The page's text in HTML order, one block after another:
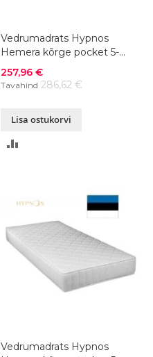
Vedrumadrats Hypnos
Hemera kõrge pocket 5-
zone 90x200xK23 cm
Soodushind
257,96 €
Tavahind 286,62 €
Lisa ostukorvi
Vedrumadrats Hypnos